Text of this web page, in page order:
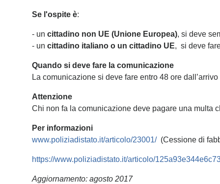
Se l'ospite è:
- un cittadino non UE (Unione Europea), si deve
- un cittadino italiano o un cittadino UE, si deve
Quando si deve fare la comunicazione
La comunicazione si deve fare entro 48 ore
Attenzione
Chi non fa la comunicazione deve pagare una multa
Per informazioni
www.poliziadistato.it/articolo/23001/(Cessione di
https://www.poliziadistato.it/articolo/
Aggiornamento: agosto 2017